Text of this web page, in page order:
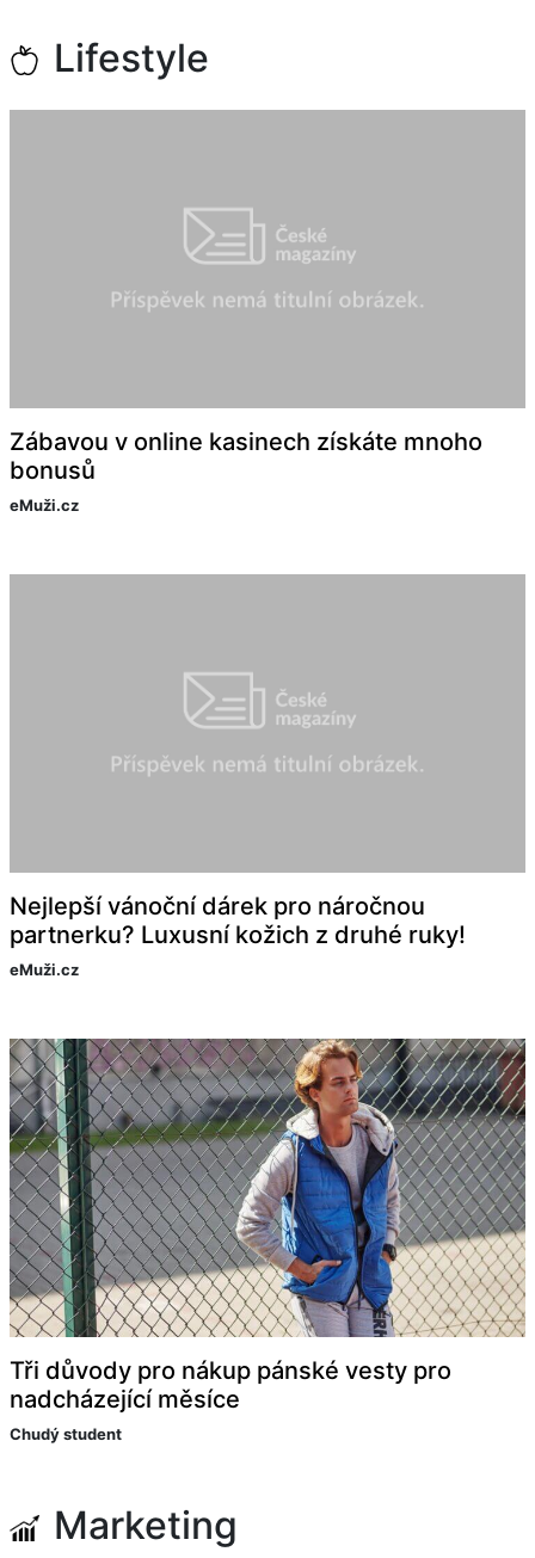
Lifestyle
Zábavou v online kasinech získáte mnoho
bonusů
eMuži.cz
Nejlepší vánoční dárek pro náročnou
partnerku? Luxusní kožich z druhé ruky!
eMuži.cz
Tři důvody pro nákup pánské vesty pro
nadcházející měsíce
Chudý student
Marketing